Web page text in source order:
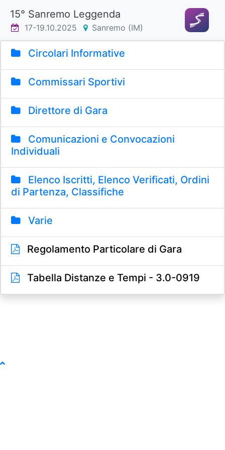
15° Sanremo Leggenda
17-19.10.2025 Sanremo (IM)
Circolari Informative
Commissari Sportivi
Direttore di Gara
Comunicazioni e Convocazioni
Individuali
Elenco Iscritti, Elenco Verificati, Ordini
di Partenza, Classifiche
Varie
Regolamento Particolare di Gara
Tabella Distanze e Tempi - 3.0-0919